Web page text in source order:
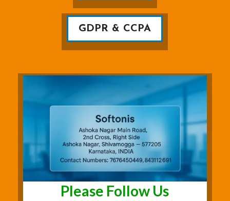
GDPR & CCPA
Please Follow Us